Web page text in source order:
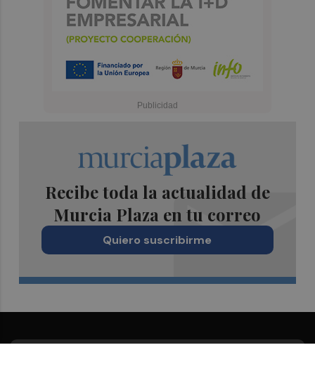
Recibe toda la actualidad de
Murcia Plaza en tu correo
Quiero suscribirme